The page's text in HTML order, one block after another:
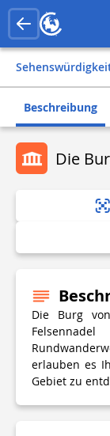
Beschreibung
Die
Die Burg
erlauben es
Gebiet zu